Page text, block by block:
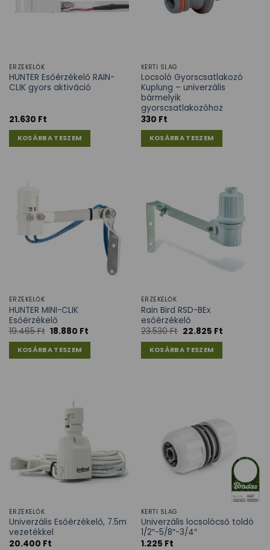
ÉRZÉKELŐK
HUNTER Esőérzékelő RAIN-
CLIK gyors aktiváció
21.630 Ft
KOSÁRBA TESZEM
KERTI SLAG
Locsoló Gyorscsatlakozó
Kuplung – univerzális
bármelyik
gyorscsatlakozóhoz
330 Ft
KOSÁRBA TESZEM
ÉRZÉKELŐK
HUNTER MINI-CLIK
Esőérzékelő
19.465Ft 18.880 Ft
KOSÁRBA TESZEM
ÉRZÉKELŐK
Rain Bird RSD-BEx
esőérzékelő
23.530Ft 22.825 Ft
KOSÁRBA TESZEM
ÉRZÉKELŐK
Univerzális Esőérzékelő, 7.5m
vezetékkel
20.400 Ft
KERTI SLAG
Univerzális locsolócső toldó
1/2″-5/8″-3/4″
1.225 Ft